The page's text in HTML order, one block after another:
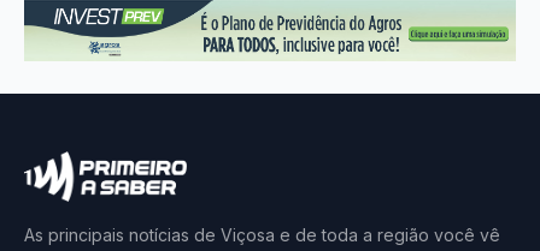
As principais notícias de Viçosa e de toda a região você vê